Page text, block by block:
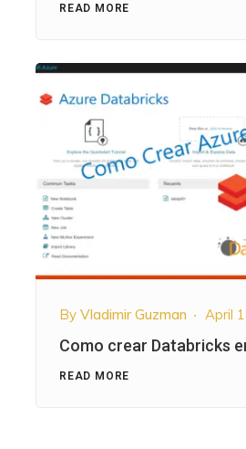
READ MORE
By Vladimir Guzman April
Como crear Databricks
READ MORE